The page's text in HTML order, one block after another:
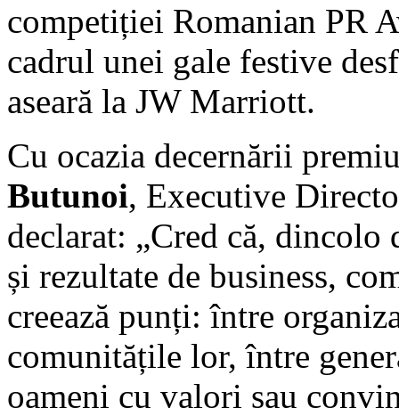
competiției Romanian PR
cadrul unei gale festive
aseară la JW Marriott.
Cu ocazia decernării
Butunoi, Executive
declarat: „Cred că, dincolo
și rezultate de business,
creează punți: între
comunitățile lor, între
oameni cu valori sau